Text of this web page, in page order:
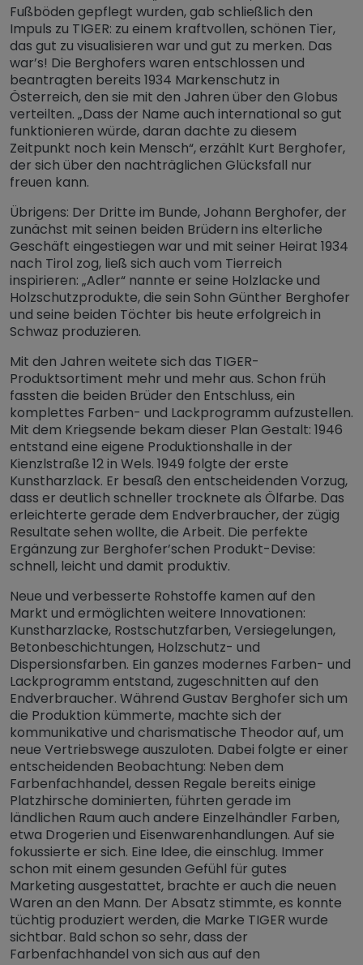
Fußböden gepflegt wurden, gab schließlich den
Impuls zu TIGER: zu einem kraftvollen, schönen Tier,
das gut zu visualisieren war und gut zu merken. Das
war’s! Die Berghofers waren entschlossen und
beantragten bereits 1934 Markenschutz in
Österreich, den sie mit den Jahren über den Globus
verteilten. „Dass der Name auch international so gut
funktionieren würde, daran dachte zu diesem
Zeitpunkt noch kein Mensch“, erzählt Kurt Berghofer,
der sich über den nachträglichen Glücksfall nur
freuen kann.
Übrigens: Der Dritte im Bunde, Johann Berghofer, der
zunächst mit seinen beiden Brüdern ins elterliche
Geschäft eingestiegen war und mit seiner Heirat 1934
nach Tirol zog, ließ sich auch vom Tierreich
inspirieren: „Adler“ nannte er seine Holzlacke und
Holzschutzprodukte, die sein Sohn Günther Berghofer
und seine beiden Töchter bis heute erfolgreich in
Schwaz produzieren.
Mit den Jahren weitete sich das TIGER-
Produktsortiment mehr und mehr aus. Schon früh
fassten die beiden Brüder den Entschluss, ein
komplettes Farben- und Lackprogramm aufzustellen.
Mit dem Kriegsende bekam dieser Plan Gestalt: 1946
entstand eine eigene Produktionshalle in der
Kienzlstraße 12 in Wels. 1949 folgte der erste
Kunstharzlack. Er besaß den entscheidenden Vorzug,
dass er deutlich schneller trocknete als Ölfarbe. Das
erleichterte gerade dem Endverbraucher, der zügig
Resultate sehen wollte, die Arbeit. Die perfekte
Ergänzung zur Berghofer’schen Produkt-Devise:
schnell, leicht und damit produktiv.
Neue und verbesserte Rohstoffe kamen auf den
Markt und ermöglichten weitere Innovationen:
Kunstharzlacke, Rostschutzfarben, Versiegelungen,
Betonbeschichtungen, Holzschutz- und
Dispersionsfarben. Ein ganzes modernes Farben- und
Lackprogramm entstand, zugeschnitten auf den
Endverbraucher. Während Gustav Berghofer sich um
die Produktion kümmerte, machte sich der
kommunikative und charismatische Theodor auf, um
neue Vertriebswege auszuloten. Dabei folgte er einer
entscheidenden Beobachtung: Neben dem
Farbenfachhandel, dessen Regale bereits einige
Platzhirsche dominierten, führten gerade im
ländlichen Raum auch andere Einzelhändler Farben,
etwa Drogerien und Eisenwarenhandlungen. Auf sie
fokussierte er sich. Eine Idee, die einschlug. Immer
schon mit einem gesunden Gefühl für gutes
Marketing ausgestattet, brachte er auch die neuen
Waren an den Mann. Der Absatz stimmte, es konnte
tüchtig produziert werden, die Marke TIGER wurde
sichtbar. Bald schon so sehr, dass der
Farbenfachhandel von sich aus auf den